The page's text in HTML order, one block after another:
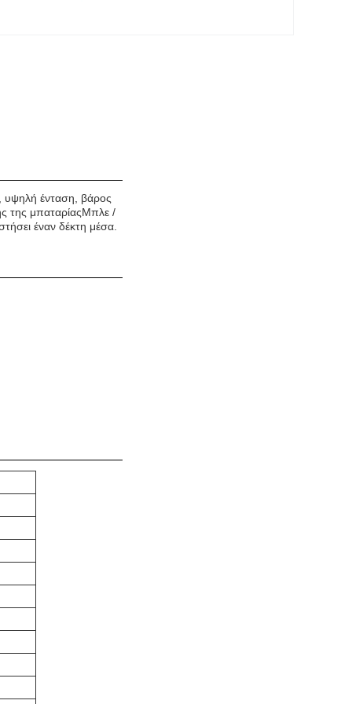
υψηλή ένταση, βάρος
της μπαταρίαςΜπλε /
έναν δέκτη μέσα.